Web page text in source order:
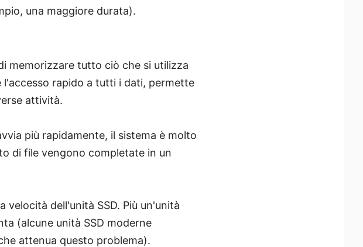
una maggiore durata).
memorizzare tutto ciò che si utilizza
rapido a tutti i dati, permette
attività.
più rapidamente, il sistema è molto
di file vengono completate in un
velocità dell'unità SSD. Più un'unità
(alcune unità SSD moderne
attenua questo problema).